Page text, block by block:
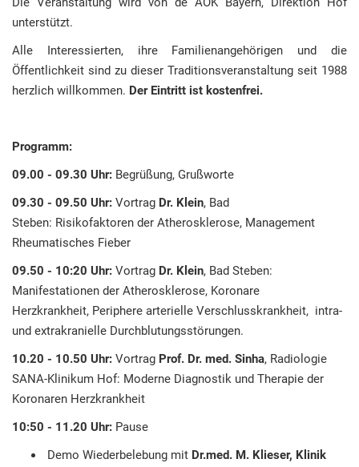
unterstützt.
Alle Interessierten, ihre Familienangehörigen und die
Öffentlichkeit sind zu dieser Traditionsveranstaltung seit 1988
herzlich willkommen. Der Eintritt ist kostenfrei.
Programm:
09.00 - 09.30 Uhr: Begrüßung, Grußworte
09.30 - 09.50 Uhr: Vortrag Dr. Klein, Bad
Steben: Risikofaktoren der Atherosklerose, Management
Rheumatisches Fieber
09.50 - 10:20 Uhr: Vortrag Dr. Klein, Bad Steben:
Manifestationen der Atherosklerose, Koronare
Herzkrankheit, Periphere arterielle Verschlusskrankheit, intra-
und extrakranielle Durchblutungsstörungen.
10.20 - 10.50 Uhr: Vortrag Prof. Dr. med. Sinha, Radiologie
SANA-Klinikum Hof: Moderne Diagnostik und Therapie der
Koronaren Herzkrankheit
10:50 - 11.20 Uhr: Pause
Demo Wiederbelebung mit Dr.med. M. Klieser, Klinik